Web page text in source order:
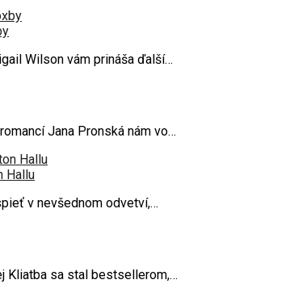
Wilson vám prináša ďalší…
Jana Pronská nám vo…
Hallu
v nevšednom odvetví,…
Kliatba sa stal bestsellerom,…